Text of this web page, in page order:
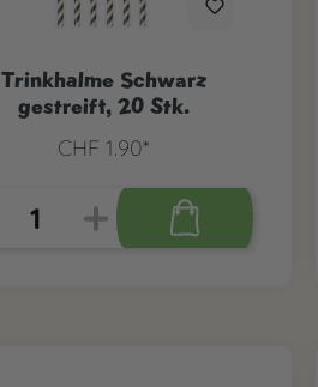
Trinkhalme Schwarz
gestreift, 20 Stk.
CHF 1.90*